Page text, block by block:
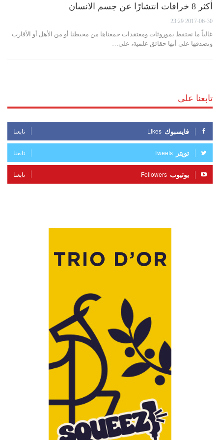
أكثر 8 خرافات انتشارًا عن جسم الانسان
2017-06-30 23:29
غالباً ما نحتفظ بموروثات ومعتقدات جمعناها من محيطنا أو من الأهل أو الأقارب
ونصدقها على أنها حقائق علمية، على…
تابعنا على
فايسبوك Likes تابعنا
تويتر Tweets تابعنا
يوتيوب Followers تابعنا